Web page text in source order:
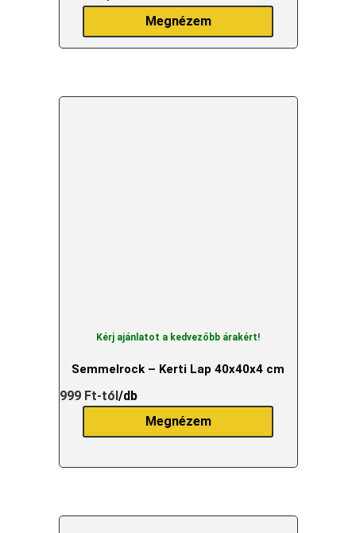
Megnézem
Kérj ajánlatot a kedvezőbb árakért!
Semmelrock – Kerti Lap 40x40x4 cm
999 Ft-tól/db
Megnézem